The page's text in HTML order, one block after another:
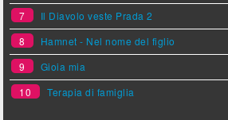
7
Il Diavolo veste Prada 2
8
Hamnet - Nel nome del figlio
9
Gioia mia
10
Terapia di famiglia